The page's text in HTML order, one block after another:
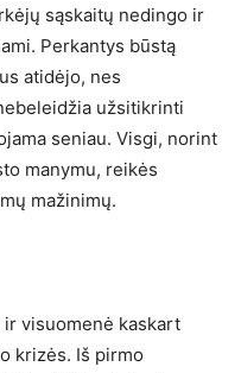
sąskaitų nedingo ir
Perkantys būstą
atidėjo, nes
užsitikrinti
seniau. Visgi, norint
manymu, reikės
mažinimų.
visuomenė kaskart
krizės. Iš pirmo